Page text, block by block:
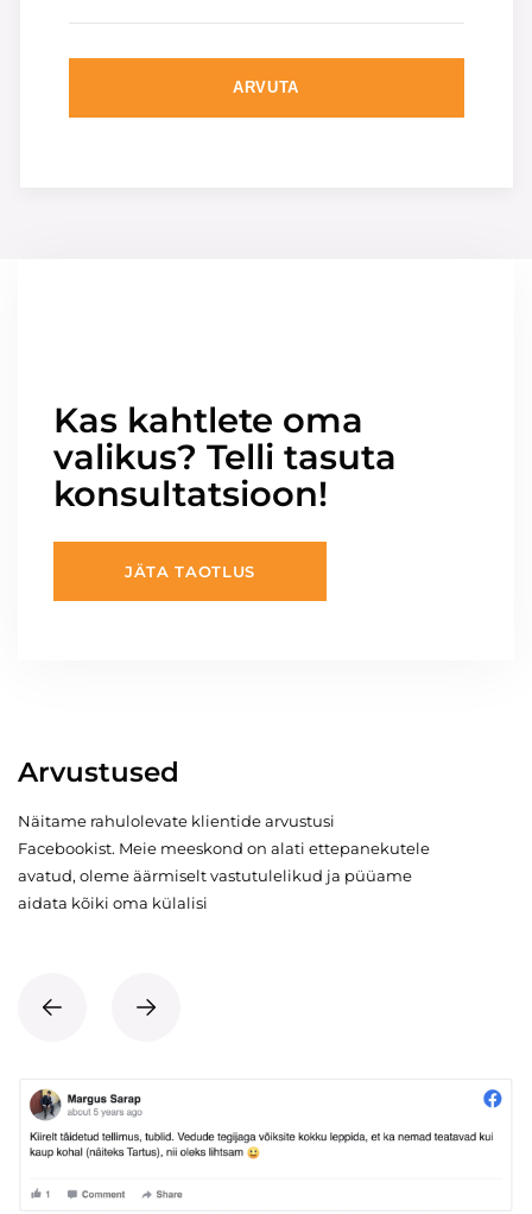
ARVUTA
Kas kahtlete oma
valikus? Telli tasuta
konsultatsioon!
JÄTA TAOTLUS
Arvustused
Näitame rahulolevate klientide arvustusi
Facebookist. Meie meeskond on alati ettepanekutele
avatud, oleme äärmiselt vastutulelikud ja püüame
aidata kõiki oma külalisi